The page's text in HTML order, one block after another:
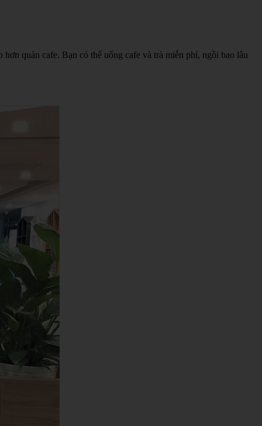
quán cafe. Bạn có thể uống cafe và trà miễn phí, ngồi bao lâu